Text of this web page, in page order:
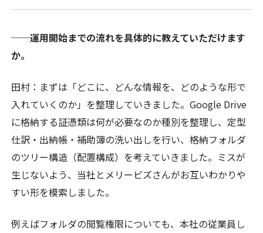
──運用開始までの流れを具体的に教えていただけます
か。
田村：まずは「どこに、どんな情報を、どのような形で
入れていくのか」を整理していきました。Google Drive
に格納する証憑類は何が必要なのか種別を整理し、定型
仕訳・出納帳・補助簿の洗い出しを行い、格納フォルダ
のツリー構造（配置構成）を考えていきました。ミスが
生じないよう、当社とメリービズさんがお互いわかりや
すい形を模索しました。
例えばフォルダの閲覧権限についても、本社の従業員し